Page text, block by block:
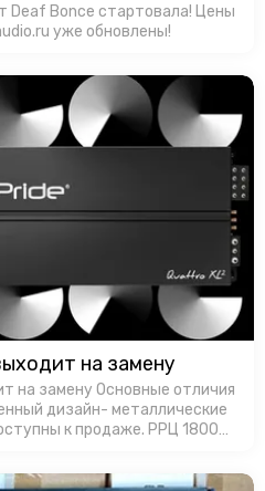
Deaf Bonce стартовала! Цены
уже обновлены!
на замену
на замену Основные отличия
дизайн- металлические
к продаже. РРЦ 18000